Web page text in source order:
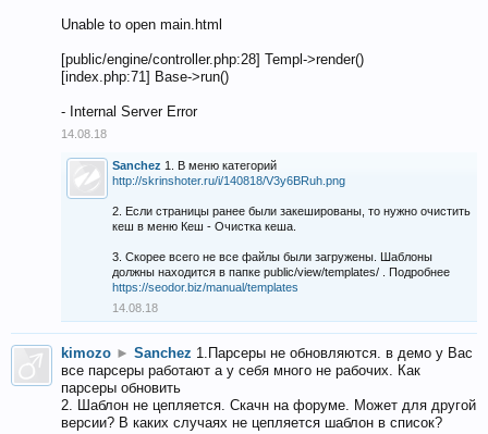
Unable to open main.html
[public/engine/controller.php:28] Templ->render()
[index.php:71] Base->run()
- Internal Server Error
14.08.18
Sanchez 1. В меню категорий
http://skrinshoter.ru/i/140818/V3y6BRuh.png
2. Если страницы ранее были закешированы, то нужно очистить
кеш в меню Кеш - Очистка кеша.
3. Скорее всего не все файлы были загружены. Шаблоны
должны находится в папке public/view/templates/ . Подробнее
https://seodor.biz/manual/templates
14.08.18
kimozo ► Sanchez 1.Парсеры не обновляются. в демо у Вас
все парсеры работают а у себя много не рабочих. Как
парсеры обновить
2. Шаблон не цепляется. Скачн на форуме. Может для другой
версии? В каких случаях не цепляется шаблон в список?